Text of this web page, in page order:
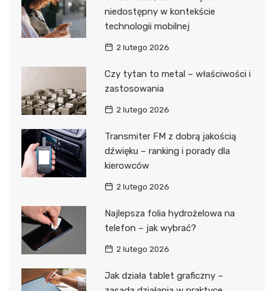
niedostępny w kontekście
technologii mobilnej
2 lutego 2026
Czy tytan to metal – właściwości i
zastosowania
2 lutego 2026
Transmiter FM z dobrą jakością
dźwięku – ranking i porady dla
kierowców
2 lutego 2026
Najlepsza folia hydrożelowa na
telefon – jak wybrać?
2 lutego 2026
Jak działa tablet graficzny –